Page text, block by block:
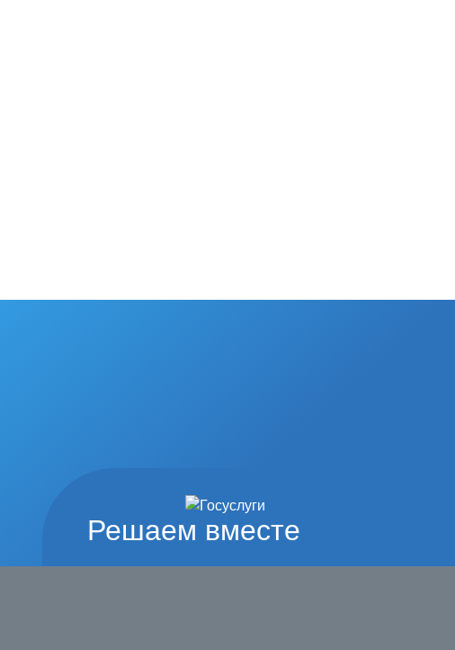
Решаем вместе